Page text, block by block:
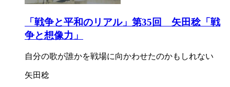
「戦争と平和のリアル」第35回 矢田稔「戦
争と想像力」
自分の歌が誰かを戦場に向かわせたのかもしれない
矢田稔